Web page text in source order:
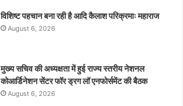
विशिष्ट पहचान बना रही है आदि कैलाश परिक्रमाः महाराज
August 6, 2026
मुख्य सचिव की अध्यक्षता में हुई राज्य स्तरीय नेशनल
कोआर्डिनेशन सेंटर फॉर ड्रग लॉ एनफोर्समेंट की बैठक
August 6, 2026